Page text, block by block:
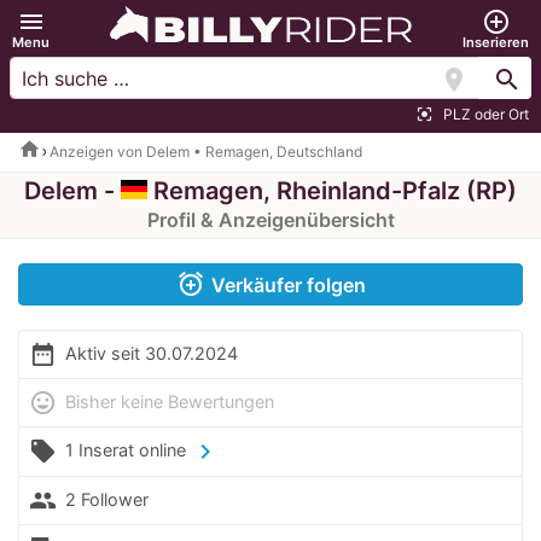
menu
Menu
add_circle_outline
Inserieren
location_on search
center_focus_strong PLZ oder Ort
home Anzeigen von Delem • Remagen, Deutschland
Delem - Remagen, Rheinland-Pfalz (RP)
Profil & Anzeigenübersicht
alarm_add Verkäufer folgen
date_range Aktiv seit 30.07.2024
mood Bisher keine Bewertungen
local_offer 1 Inserat online chevron_right
people 2 Follower